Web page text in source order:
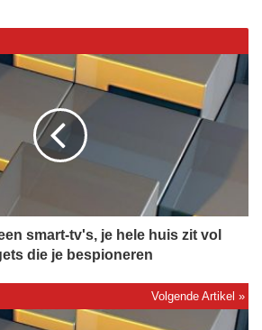
smart-tv's, je hele huis zit vol
die je bespioneren